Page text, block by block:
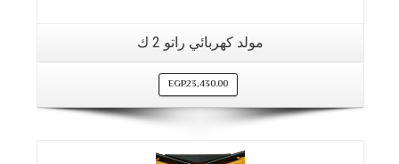
مولد كهربائي راتو 2 ك
EGP23,430.00